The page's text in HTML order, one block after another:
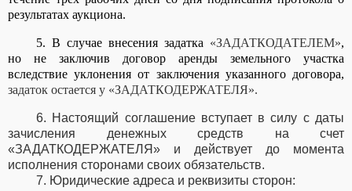
результатах аукциона.
5. В случае внесения задатка «ЗАДАТКОДАТЕЛЕМ»,
но не заключив договор аренды земельного участка
вследствие уклонения от заключения указанного договора,
задаток остается у «ЗАДАТКОДЕРЖАТЕЛЯ».
6. Настоящий соглашение вступает в силу с даты
зачисления денежных средств на счет
«ЗАДАТКОДЕРЖАТЕЛЯ» и действует до момента
исполнения сторонами своих обязательств.
7. Юридические адреса и реквизиты сторон: